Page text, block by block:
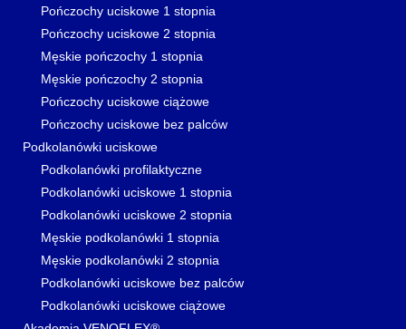
Pończochy uciskowe 1 stopnia
Pończochy uciskowe 2 stopnia
Męskie pończochy 1 stopnia
Męskie pończochy 2 stopnia
Pończochy uciskowe ciążowe
Pończochy uciskowe bez palców
Podkolanówki uciskowe
Podkolanówki profilaktyczne
Podkolanówki uciskowe 1 stopnia
Podkolanówki uciskowe 2 stopnia
Męskie podkolanówki 1 stopnia
Męskie podkolanówki 2 stopnia
Podkolanówki uciskowe bez palców
Podkolanówki uciskowe ciążowe